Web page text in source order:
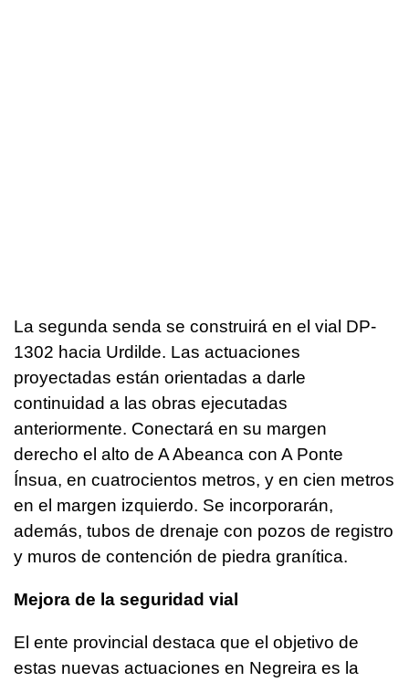
La segunda senda se construirá en el vial DP-
1302 hacia Urdilde. Las actuaciones
proyectadas están orientadas a darle
continuidad a las obras ejecutadas
anteriormente. Conectará en su margen
derecho el alto de A Abeanca con A Ponte
Ínsua, en cuatrocientos metros, y en cien metros
en el margen izquierdo. Se incorporarán,
además, tubos de drenaje con pozos de registro
y muros de contención de piedra granítica.
Mejora de la seguridad vial
El ente provincial destaca que el objetivo de
estas nuevas actuaciones en Negreira es la